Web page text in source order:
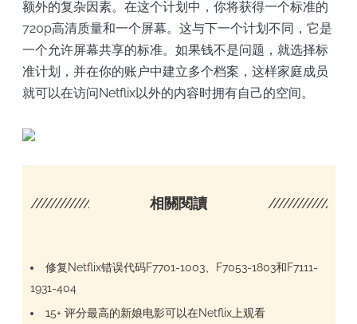
额外的复杂因素。在这个计划中，你将获得一个标准的
720p高清质量和一个屏幕。这与下一个计划不同，它是
一个允许屏幕共享的标准。如果钱不是问题，就选择标
准计划，并在你的账户中建立多个档案，这样家庭成员
就可以在访问Netflix以外的内容时拥有自己的空间。
//////////////////// 相關閱讀
修复Netflix错误代码F7701-1003、F7053-1803和F7111-
1931-404
15+ 评分最高的新娘电影可以在Netflix上观看